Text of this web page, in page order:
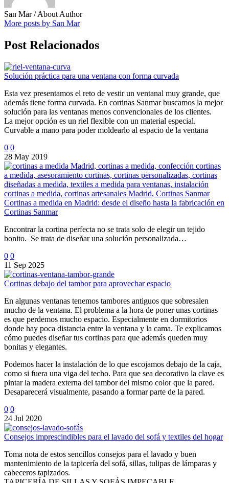
San Mar/ About Author
More posts by San Mar
Post Relacionados
Solución práctica para una ventana con forma curvada
Esta vez presentamos el reto de vestir un ventanal muy grande, que
además tiene forma curvada. En cortinas Sanmar buscamos la mejor
solución para las ventanas menos convencionales de los clientes.
La mejor opción es un riel flexible con un material especial.
Curvable a mano para poder moldearlo al espacio de la ventana
0 0
28 May 2019
Cortinas a medida en Madrid: desde el diseño hasta la fabricación en
Cortinas Sanmar
Encontrar la cortina perfecta no se trata solo de elegir un tejido
bonito. Se trata de diseñar una solución personalizada…
0 0
11 Sep 2025
Cortinas debajo del tambor para aprovechar espacio
En algunas ventanas tenemos tambores antiguos que sobresalen
mucho de la ventana. El problema a la hora de poner unas cortinas
es que perdemos mucho espacio. Especialmente en dormitorios
donde hay poca distancia entre la ventana y la cama. Te explicamos
cómo puedes diseñar tus cortinas para que además queden muy
bonitas y elegantes.
Podemos hacer la instalación de lo que escojamos debajo de la caja,
como si fuera una viga del techo. Para que sea decorativo la clave es
pintar la madera externa del tambor del mismo color que la pared.
Desaparecerá visualmente, pasando a formar parte de la pared.
0 0
24 Jul 2020
Consejos imprescindibles para el lavado del sofá y textiles del hogar
Toma nota de estos sencillos consejos para el lavado y buen
mantenimiento de la tapicería del sofá, sillas, tulipas de lámparas y
cabeceros tapizados.